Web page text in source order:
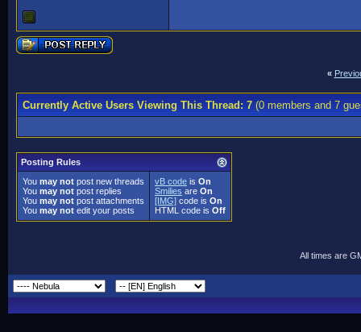
«
Currently Active Users Viewing This Thread: 7(0 members and 7
Posting Rules
You may not post new threads
You may not post replies
You may not post attachments
You may not edit your posts
vB code is On
Smilies are On
[IMG] code is On
HTML code is Off
All times are